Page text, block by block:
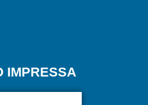
IMPRESSA